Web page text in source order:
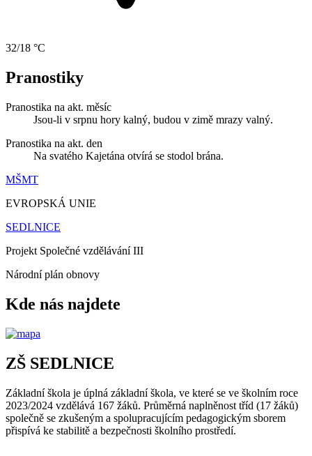
32/18 °C
Pranostiky
Pranostika na akt. měsíc
Jsou-li v srpnu hory kalný, budou v zimě mrazy valný.
Pranostika na akt. den
Na svatého Kajetána otvírá se stodol brána.
MŠMT
EVROPSKÁ UNIE
SEDLNICE
Projekt Společné vzdělávání III
Národní plán obnovy
Kde nás najdete
ZŠ SEDLNICE
Základní škola je úplná základní škola, ve které se ve školním roce
2023/2024 vzdělává 167 žáků. Průměrná naplněnost tříd (17 žáků)
společně se zkušeným a spolupracujícím pedagogickým sborem
přispívá ke stabilitě a bezpečnosti školního prostředí.